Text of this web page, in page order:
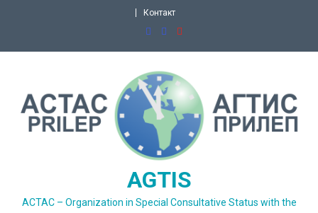
Контакт
AGTIS
ACTAC – Organization in Special Consultative Status with the